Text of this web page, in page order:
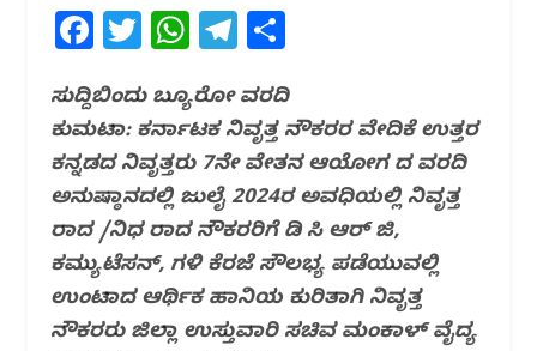
F
c
e
b
o
o
k
T
itt
e
r
W
at
s
A
p
p
T
e
g
ra
m
ar
e
ಸುದ್ದಿಬಿಂದು ಬ್ಯೂರೋ ವರದಿ
ಕುಮಟಾ: ಕರ್ನಾಟಕ ನಿವೃತ್ತ ನೌಕರರ ವೇದಿಕೆ ಉತ್ತರ
ಕನ್ನಡದ ನಿವೃತ್ತರು 7ನೇ ವೇತನ ಆಯೋಗ ದ ವರದಿ
ಅನುಷ್ಠಾನದಲ್ಲಿ ಜುಲೈ 2024ರ ಅವಧಿಯಲ್ಲಿ ನಿವೃತ್ತ
ರಾದ /ನಿಧ ರಾದ ನೌಕರರಿಗೆ ಡಿ ಸಿ ಆರ್ ಜಿ,
ಕಮ್ಯುಟೆಸನ್, ಗಳಿ ಕೆರಜೆ ಸೌಲಭ್ಯ ಪಡೆಯುವಲ್ಲಿ
ಉಂಟಾದ ಆರ್ಥಿಕ ಹಾನಿಯ ಕುರಿತಾಗಿ ನಿವೃತ್ತ
ನೌಕರರು ಜಿಲ್ಲಾ ಉಸ್ತುವಾರಿ ಸಚಿವ ಮಂಕಾಳ್ ವೈದ್ಯ